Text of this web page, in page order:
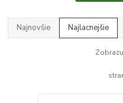
Najnovšie Najlacnejšie